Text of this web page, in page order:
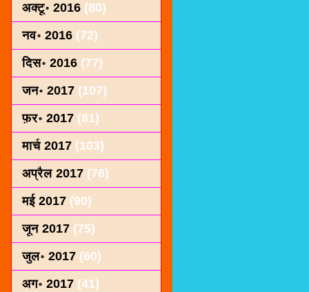
अक्टू॰ 2016 (80)
नव॰ 2016 (72)
दिस॰ 2016 (77)
जन॰ 2017 (107)
फ़र॰ 2017 (81)
मार्च 2017 (103)
अप्रैल 2017 (76)
मई 2017 (90)
जून 2017 (75)
जुल॰ 2017 (60)
अग॰ 2017 (41)